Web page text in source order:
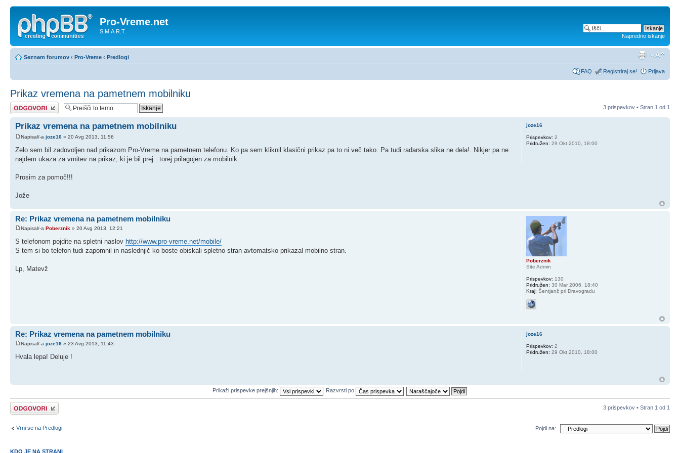
Pro-Vreme.net
S.M.A.R.T.
Napredno iskanje
Seznam forumov ‹ Pro-Vreme ‹ Predlogi
FAQ Registriraj se! Prijava
Prikaz vremena na pametnem mobilniku
Napiši odgovor 3 prispevkov • Stran 1 od 1
Prikaz vremena na pametnem mobilniku
Napisal/-a joze16 » 20 Avg 2013, 11:56
Zelo sem bil zadovoljen nad prikazom Pro-Vreme na pametnem telefonu. Ko pa sem kliknil klasični prikaz pa to ni več tako. Pa tudi radarska slika ne dela!. Nikjer pa ne
najdem ukaza za vrnitev na prikaz, ki je bil prej...torej prilagojen za mobilnik.
Prosim za pomoč!!!
Jože
joze16
Prispevkov: 2
Pridružen: 29 Okt 2010, 18:00
Re: Prikaz vremena na pametnem mobilniku
Napisal/-a Poberznik » 20 Avg 2013, 12:21
S telefonom pojdite na spletni naslov http://www.pro-vreme.net/mobile/
S tem si bo telefon tudi zapomnil in naslednjič ko boste obiskali spletno stran avtomatsko prikazal mobilno stran.
Lp, Matevž
Poberznik
Site Admin
Prispevkov: 130
Pridružen: 30 Mar 2006, 18:40
Kraj: Šentjanž pri Dravogradu
Re: Prikaz vremena na pametnem mobilniku
Napisal/-a joze16 » 23 Avg 2013, 11:43
Hvala lepa! Deluje !
joze16
Prispevkov: 2
Pridružen: 29 Okt 2010, 18:00
Prikaži prispevke prejšnjih: Razvrsti po
Napiši odgovor 3 prispevkov • Stran 1 od 1
Vrni se na Predlogi Pojdi na:
KDO JE NA STRANI